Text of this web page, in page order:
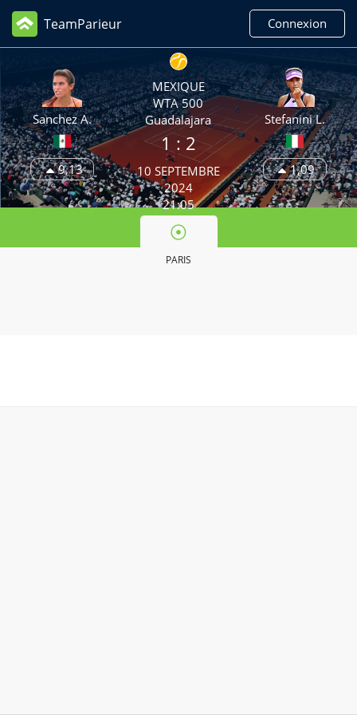
TeamParieur Connexion
Sanchez A.
9,13
MEXIQUE
WTA 500
Guadalajara
1 :2
10 SEPTEMBRE
2024
21:05
Stefanini L.
1,09
PARIS